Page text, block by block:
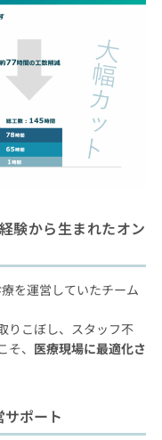
験から生まれたオン
を運営していたチーム
りこぼし、スタッフ不
、 医療現場に最適化さ
ポート